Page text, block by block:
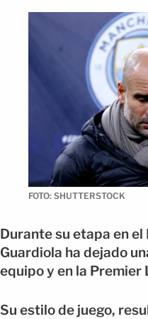
FOTO: SHUTTERSTOCK
Durante su etapa en
Guardiola ha dejado
equipo y en la Premier
Su estilo de juego,